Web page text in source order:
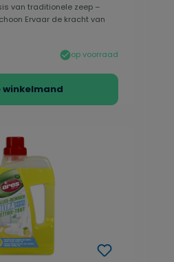
van traditionele zeep –
Ervaar de kracht van
op voorraad
winkelmand